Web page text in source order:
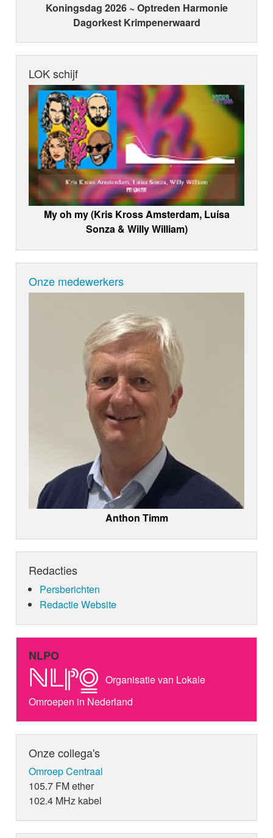
Koningsdag 2026 ~ Optreden Harmonie
Dagorkest Krimpenerwaard
LOK schijf
My oh my (Kris Kross Amsterdam, Luísa
Sonza & Willy William)
Onze medewerkers
Anthon Timm
Redacties
Persberichten
Redactie Website
NLPO
Organisatie van Lokale
Omroepen in Nederland
Onze collega's
Omroep Centraal
105.7 FM ether
102.4 MHz kabel